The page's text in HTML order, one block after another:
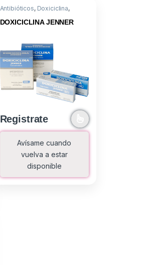
Antibióticos, Doxiciclina,
Medicamentos
DOXICICLINA JENNER
Registrate
Avísame cuando
vuelva a estar
disponible